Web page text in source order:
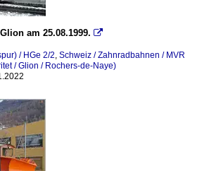
am 25.08.1999. 
/ HGe 2/2, Schweiz / Zahnradbahnen / MVR
/ Glion / Rochers-de-Naye)